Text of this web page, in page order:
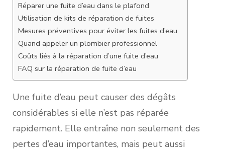
Réparer une fuite d’eau dans le plafond
Utilisation de kits de réparation de fuites
Mesures préventives pour éviter les fuites d’eau
Quand appeler un plombier professionnel
Coûts liés à la réparation d’une fuite d’eau
FAQ sur la réparation de fuite d’eau
Une fuite d’eau peut causer des dégâts
considérables si elle n’est pas réparée
rapidement. Elle entraîne non seulement des
pertes d’eau importantes, mais peut aussi